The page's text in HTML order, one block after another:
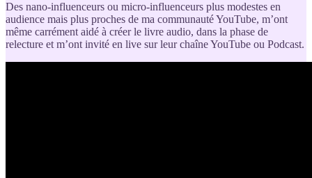
Des nano-influenceurs ou micro-influenceurs plus modestes en
audience mais plus proches de ma communauté YouTube, m’ont
même carrément aidé à créer le livre audio, dans la phase de
relecture et m’ont invité en live sur leur chaîne YouTube ou Podcast.